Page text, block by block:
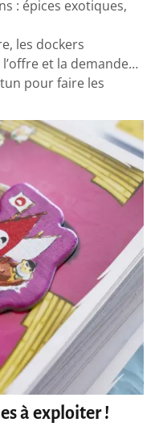
: épices exotiques,
les dockers
et la demande…
pour faire les
à exploiter !